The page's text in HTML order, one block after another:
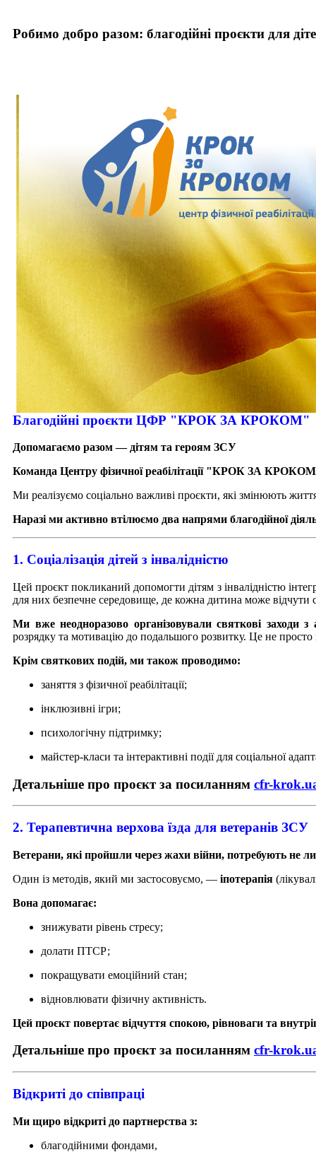
Робимо добро разом: благодійні проєкти для
Благодійні проєкти ЦФР "КРОК ЗА КРОКОМ"
Допомагаємо разом — дітям та героям ЗСУ
Команда Центру фізичної реабілітації "КРОК ЗА
Ми реалізуємо соціально важливі проєкти, які змінюють
Наразі ми активно втілюємо два напрями благодійної
1. Соціалізація дітей з інвалідністю
Цей проєкт покликаний допомогти дітям з інвалідністю
для них безпечне середовище, де кожна дитина може
Ми вже неодноразово організовували святкові заходи
розрядку та мотивацію до подальшого розвитку. Це не
Крім святкових подій, ми також проводимо:
заняття з фізичної реабілітації;
інклюзивні ігри;
психологічну підтримку;
майстер-класи та інтерактивні події для соціальної
Детальніше про проєкт за посиланням cfr-
2. Терапевтична верхова їзда для ветеранів ЗСУ
Ветерани, які пройшли через жахи війни, потребують не
Один із методів, який ми застосовуємо, — іпотерапія
Вона допомагає:
знижувати рівень стресу;
долати ПТСР;
покращувати емоційний стан;
відновлювати фізичну активність.
Цей проєкт повертає відчуття спокою, рівноваги та
Детальніше про проєкт за посиланням cfr-
Відкриті до співпраці
Ми щиро відкриті до партнерства з:
благодійними фондами,